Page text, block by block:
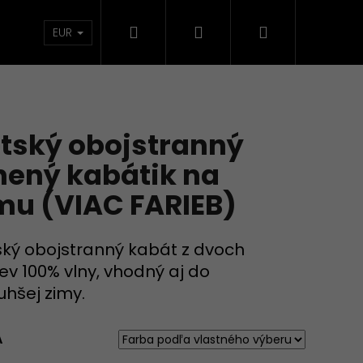
KOLEKCIE DOMÁCNOSŤ
EUR Hľadať Prihlásenie
obojstranný
kabátik na
(VIAC FARIEB)
obojstranný kabát z dvoch
100% vlny, vhodný aj do
zimy.
A ĽÚBIŤ (VIAC